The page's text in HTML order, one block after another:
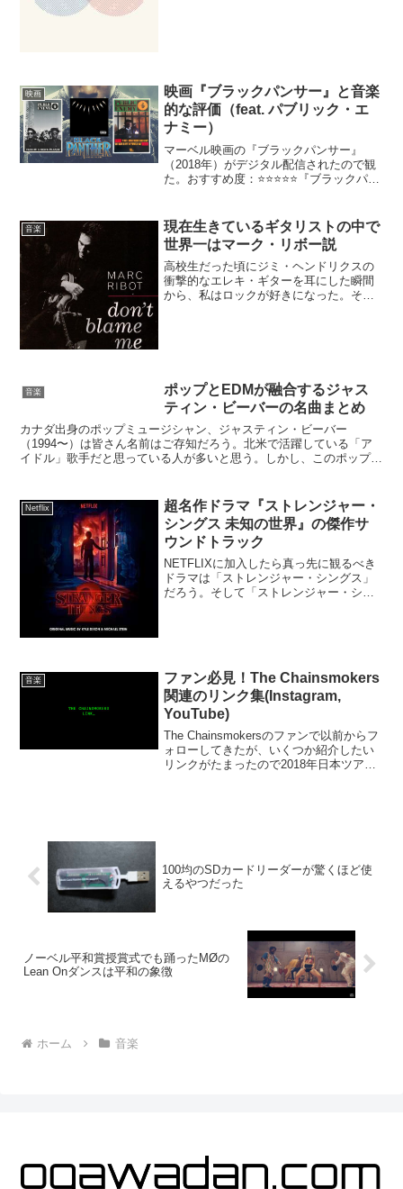
映画
映画『ブラックパンサー』と音楽
的な評価（feat. パブリック・エ
ナミー）
マーベル映画の『ブラックパンサー』
（2018年）がデジタル配信されたので観
た。おすすめ度：⭐️⭐️⭐️⭐️⭐️『ブラックパン
ブラックパンサーには必殺技とかかっこ
いい乗り...
音楽
現在生きているギタリストの中で
世界一はマーク・リボー説
高校生だった頃にジミ・ヘンドリクスの
衝撃的なエレキ・ギターを耳にした瞬間
から、私はロックが好きになった。その
音楽
ポップとEDMが融合するジャス
ティン・ビーバーの名曲まとめ
カナダ出身のポップミュージシャン、ジャスティン・ビーバー
（1994〜）は皆さん名前はご存知だろう。北米で活躍している「ア
イドル」歌手だと思っている人が多いと思う。しかし、このポップの
Netflix
超名作ドラマ『ストレンジャー・
シングス 未知の世界』の傑作サ
ウンドトラック
NETFLIXに加入したら真っ先に観るべき
ドラマは「ストレンジャー・シングス」
だろう。そして「ストレンジャー・シン
音楽
ファン必見！The Chainsmokers
関連のリンク集(Instagram,
YouTube)
The Chainsmokersのファンで以前からフ
ォローしてきたが、いくつか紹介したい
リンクがたまったので2018年日本ツアー
100均のSDカードリーダーが驚くほど使
えるやつだった
ノーベル平和賞授賞式でも踊ったMØの
Lean Onダンスは平和の象徴
ホーム 音楽